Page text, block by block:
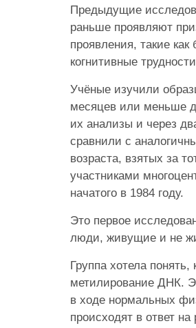
Предыдущие
раньше проявляют
проявления, такие
когнитивные
Учёные изучили
месяцев или меньше
их анализы и через
сравнили с
возраста, взятых за
участниками
начатого в 1984 году.
Это первое
люди, живущие и не
Группа хотела понять,
метилирование ДНК.
в ходе нормальных
происходят в ответ